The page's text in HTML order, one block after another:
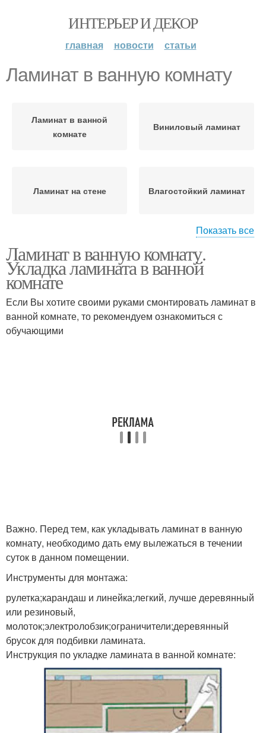
ИНТЕРЬЕР И ДЕКОР
главная новости статьи
Ламинат в ванную комнату
Ламинат в ванной
комнате
Виниловый ламинат
Ламинат на стене Влагостойкий ламинат
Ламинат для ванной и
Показать все
Ламинат в ванную комнату.
Укладка ламината в ванной
комнате
Если Вы хотите своими руками смонтировать ламинат в
ванной комнате, то рекомендуем ознакомиться с
обучающими
Важно. Перед тем, как укладывать ламинат в ванную
комнату, необходимо дать ему вылежаться в течении
суток в данном помещении.
Инструменты для монтажа:
рулетка;карандаш и линейка;легкий, лучше деревянный
или резиновый,
молоток;электролобзик;ограничители;деревянный
брусок для подбивки ламината.
Инструкция по укладке ламината в ванной комнате: